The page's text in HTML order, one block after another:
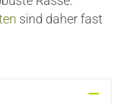
sind daher fast